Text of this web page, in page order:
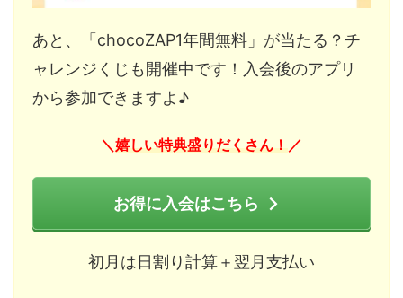
あと、「chocoZAP1年間無料」が当たる？チ
ャレンジくじも開催中です！入会後のアプリ
から参加できますよ♪
＼嬉しい特典盛りだくさん！／
お得に入会はこちら
初月は日割り計算＋翌月支払い